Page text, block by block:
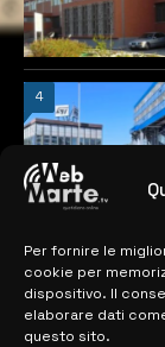
Per fornire le
cookie per
dispositivo. Il
elaborare dati
questo sito.
4
MAPPA DEL
> NOTIZIE